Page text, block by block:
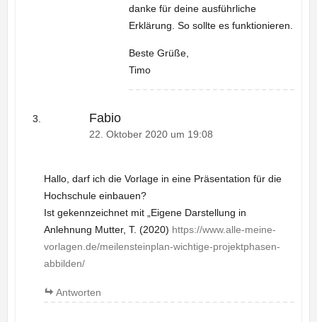
danke für deine ausführliche
Erklärung. So sollte es funktionieren.
Beste Grüße,
Timo
Fabio
22. Oktober 2020 um 19:08
Hallo, darf ich die Vorlage in eine Präsentation für die
Hochschule einbauen?
Ist gekennzeichnet mit „Eigene Darstellung in
Anlehnung Mutter, T. (2020) https://www.alle-meine-
vorlagen.de/meilensteinplan-wichtige-projektphasen-
abbilden/
Antworten